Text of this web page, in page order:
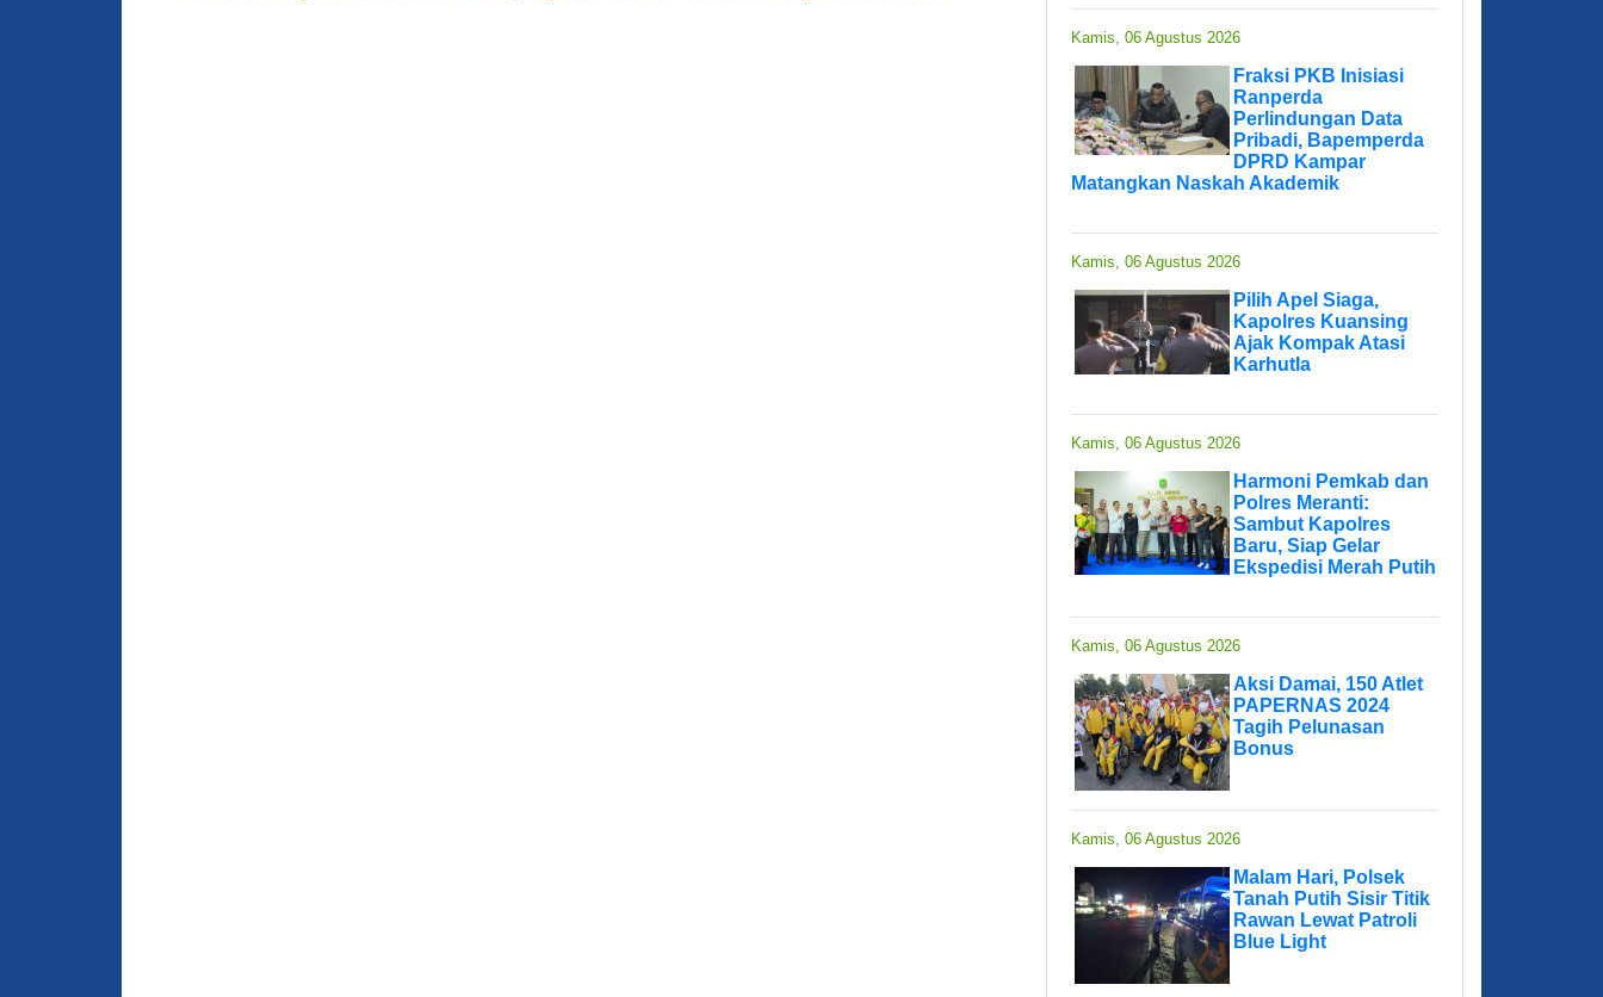
Kamis, 06 Agustus 2026
Fraksi PKB Inisiasi
Ranperda
Perlindungan Data
Pribadi, Bapemperda
DPRD Kampar
Matangkan Naskah Akademik
Kamis, 06 Agustus 2026
Pilih Apel Siaga,
Kapolres Kuansing
Ajak Kompak Atasi
Karhutla
Kamis, 06 Agustus 2026
Harmoni Pemkab dan
Polres Meranti:
Sambut Kapolres
Baru, Siap Gelar
Ekspedisi Merah Putih
Kamis, 06 Agustus 2026
Aksi Damai, 150 Atlet
PAPERNAS 2024
Tagih Pelunasan
Bonus
Kamis, 06 Agustus 2026
Malam Hari, Polsek
Tanah Putih Sisir Titik
Rawan Lewat Patroli
Blue Light